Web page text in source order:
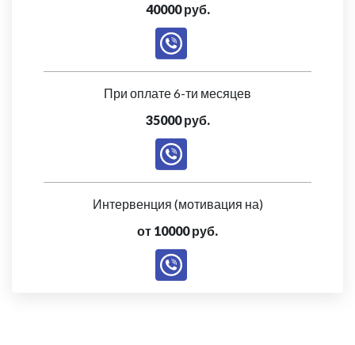
40000 руб.
При оплате 6-ти месяцев
35000 руб.
Интервенция (мотивация на)
от 10000 руб.